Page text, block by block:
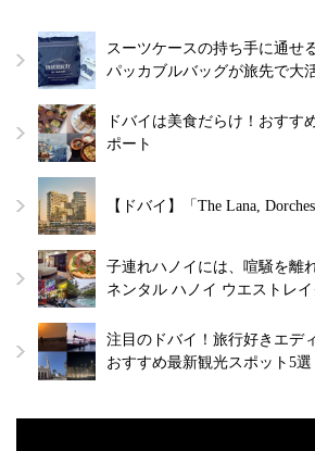
スーツケースの持ち手に通せ
パッカブルバッグが旅先で大
ドバイは美食だらけ！おすす
ポート
【ドバイ】「The Lana,
子連れハノイには、喧騒を離
ネンタル ハノイ ウエストレ
注目のドバイ！旅行好きエデ
おすすめ最新観光スポット5選